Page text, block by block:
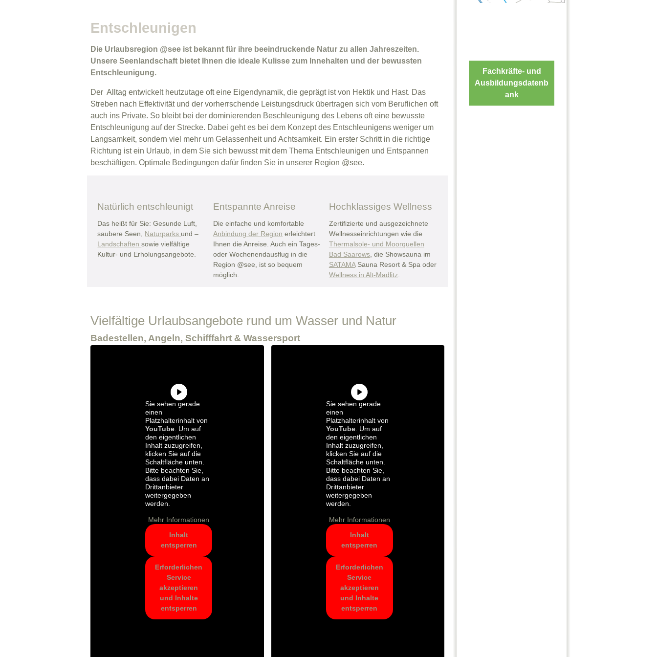
Entschleunigen
Die Urlaubsregion @see ist bekannt für ihre beeindruckende Natur zu allen Jahreszeiten.
Unsere Seenlandschaft bietet Ihnen die ideale Kulisse zum Innehalten und der bewussten
Entschleunigung.
Der Alltag entwickelt heutzutage oft eine Eigendynamik, die geprägt ist von Hektik und Hast. Das
Streben nach Effektivität und der vorherrschende Leistungsdruck übertragen sich vom Beruflichen oft
auch ins Private. So bleibt bei der dominierenden Beschleunigung des Lebens oft eine bewusste
Entschleunigung auf der Strecke. Dabei geht es bei dem Konzept des Entschleunigens weniger um
Langsamkeit, sondern viel mehr um Gelassenheit und Achtsamkeit. Ein erster Schritt in die richtige
Richtung ist ein Urlaub, in dem Sie sich bewusst mit dem Thema Entschleunigen und Entspannen
beschäftigen. Optimale Bedingungen dafür finden Sie in unserer Region @see.
Natürlich entschleunigt
Das heißt für Sie: Gesunde Luft,
saubere Seen, Naturparks und –
Landschaftensowie vielfältige
Kultur- und Erholungsangebote.
Entspannte Anreise
Die einfache und komfortable
Anbindung der Region erleichtert
Ihnen die Anreise. Auch ein Tages-
oder Wochenendausflug in die
Region @see, ist so bequem
möglich.
Hochklassiges Wellness
Zertifizierte und ausgezeichnete
Wellnesseinrichtungen wie die
Thermalsole- und Moorquellen
Bad Saarows, die Showsauna im
SATAMASauna Resort & Spa oder
Wellness in Alt-Madlitz
Vielfältige Urlaubsangebote rund um Wasser und Natur
Badestellen, Angeln, Schifffahrt & Wassersport
Sie sehen gerade
einen
Platzhalterinhalt von
YouTube. Um auf
den eigentlichen
Inhalt zuzugreifen,
klicken Sie auf die
Schaltfläche unten.
Bitte beachten Sie,
dass dabei Daten an
Drittanbieter
weitergegeben
werden.
Mehr Informationen
Inhalt
entsperren
Erforderlichen
Service
akzeptieren
und Inhalte
entsperren
Sie sehen gerade
einen
Platzhalterinhalt von
YouTube. Um auf
den eigentlichen
Inhalt zuzugreifen,
klicken Sie auf die
Schaltfläche unten.
Bitte beachten Sie,
dass dabei Daten an
Drittanbieter
weitergegeben
werden.
Mehr Informationen
Inhalt
entsperren
Erforderlichen
Service
akzeptieren
und Inhalte
entsperren
Fachkräfte- und
Ausbildungsdatenb
ank